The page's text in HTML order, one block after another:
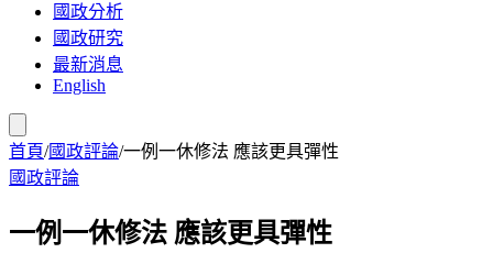
國政分析
國政研究
最新消息
English
首頁/國政評論/一例一休修法 應該更具彈性
國政評論
一例一休修法 應該更具彈性